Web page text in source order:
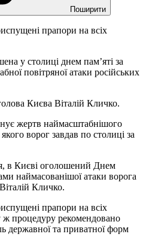
Поширити
прапори на всіх
у столиці днем пам’яті за
повітряної атаки російських
Києва Віталій Кличко.
жертв наймасштабнішого
ворог завдав по столиці за
в Києві оголошений Днем
наймасованішої атаки ворога
Кличко.
прапори на всіх
ж процедуру рекомендовано
державної та приватної форм